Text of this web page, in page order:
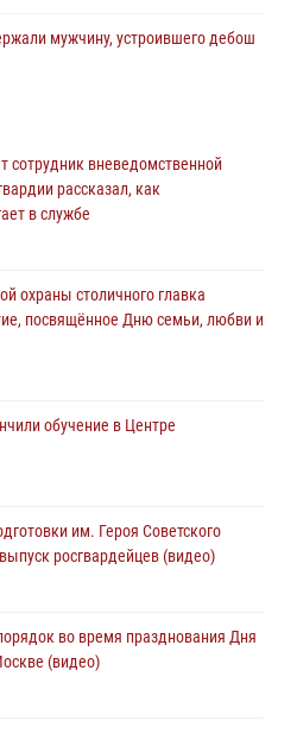
мужчину, устроившего дебош
(Видео)
ознакомилась с передовыми
завершился чемпионат по самбо и
прямого эфира на «Радио Москвы»
вневедомственной
рассказал, как
в службе
охраны столичного главка
посвящённое Дню семьи, любви и
обучение в Центре
им. Героя Советского
росгвардейцев (видео)
во время празднования Дня
(видео)